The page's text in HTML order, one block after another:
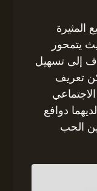
المثيرة
يتمحور
إلى تسهيل
تعريف
دوافع
الحب